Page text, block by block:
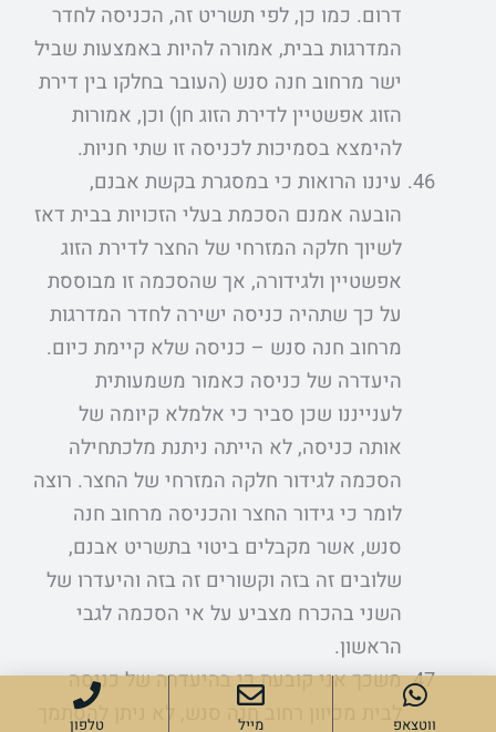
דרום. כמו כן, לפי תשריט זה, הכניסה לחדר
המדרגות בבית, אמורה להיות באמצעות שביל
ישר מרחוב חנה סנש (העובר בחלקו בין דירת
הזוג אפשטיין לדירת הזוג חן) וכן, אמורות
להימצא בסמיכות לכניסה זו שתי חניות.
עיננו הרואות כי במסגרת בקשת אבנם,
הובעה אמנם הסכמת בעלי הזכויות בבית דאז
לשיוך חלקה המזרחי של החצר לדירת הזוג
אפשטיין ולגידורה, אך שהסכמה זו מבוססת
על כך שתהיה כניסה ישירה לחדר המדרגות
מרחוב חנה סנש – כניסה שלא קיימת כיום.
היעדרה של כניסה כאמור משמעותית
לענייננו שכן סביר כי אלמלא קיומה של
אותה כניסה, לא הייתה ניתנת מלכתחילה
הסכמה לגידור חלקה המזרחי של החצר. רוצה
לומר כי גידור החצר והכניסה מרחוב חנה
סנש, אשר מקבלים ביטוי בתשריט אבנם,
שלובים זה בזה וקשורים זה בזה והיעדרו של
השני בהכרח מצביע על אי הסכמה לגבי
הראשון.
משכך אני קובעת כי בהיעדרה של כניסה
לבית מכיוון רחוב חנה סנש, לא ניתן להסתמךווטצאפ מייל טלפון